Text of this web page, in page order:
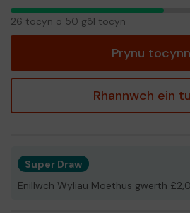
26
26 tocyn o 50 gôl tocyn
Prynu
Rhannwch ein
Super Draw